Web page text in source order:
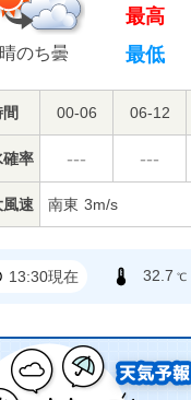
晴のち曇
最高
最低
00-06 06-12
確率 --- ---
風速 南東 3m/s
13:30現在 32.7 ℃